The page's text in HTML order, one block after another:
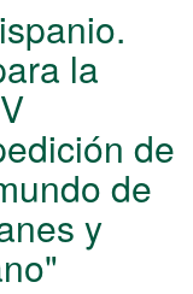
la
de
de
y